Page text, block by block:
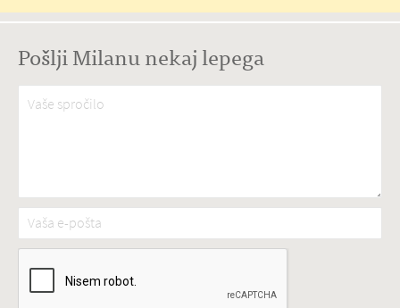
Pošlji Milanu nekaj lepega
Vaše spročilo*
Vaša e-pošta*